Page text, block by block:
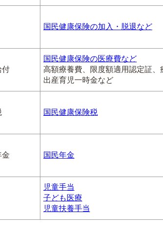
国民健康保険の加入・脱退など
付
国民健康保険の医療費など
高額療養費、限度額適用認定証、
出産育児一時金など
国民健康保険税
金 国民年金
児童手当
子ども医療
児童扶養手当